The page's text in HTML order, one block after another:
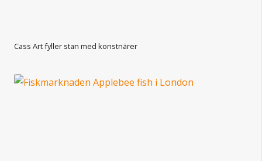
Cass Art fyller stan med konstnärer